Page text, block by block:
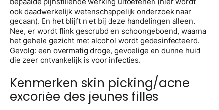
ook daadwerkelijk wetenschappelijk onderzoek naar
gedaan). En het blijft niet bij deze handelingen alleen.
Nee, er wordt flink gescrubd en schoongeboend, waarna
het gehele gezicht met alcohol wordt gedesinfecteerd.
Gevolg: een overmatig droge, gevoelige en dunne huid
die zeer ontvankelijk is voor infecties.
Kenmerken skin picking/acne
excoriée des jeunes filles